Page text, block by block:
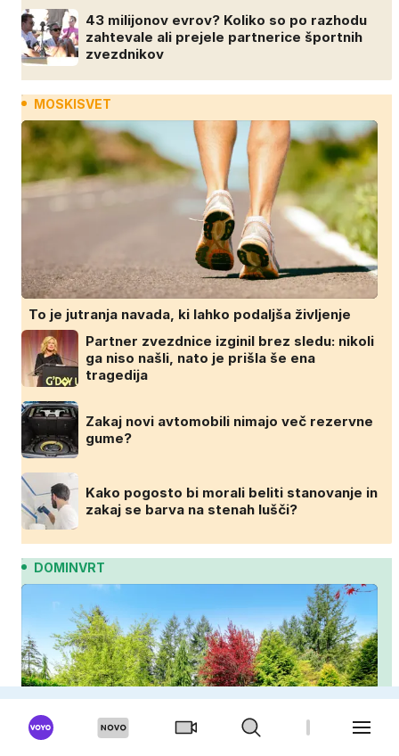
43 milijonov evrov? Koliko so po razhodu
zahtevale ali prejele partnerice športnih
zvezdnikov
MOSKISVET
To je jutranja navada, ki lahko podaljša življenje
Partner zvezdnice izginil brez sledu: nikoli
ga niso našli, nato je prišla še ena
tragedija
Zakaj novi avtomobili nimajo več rezervne
gume?
Kako pogosto bi morali beliti stanovanje in
zakaj se barva na stenah lušči?
DOMINVRT